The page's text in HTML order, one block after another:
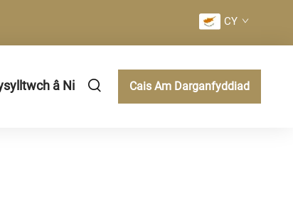
CY
â Ni Cais Am Darganfyddiad